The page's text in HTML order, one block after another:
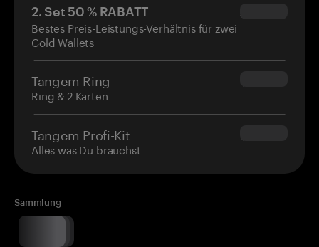
2. Set 50 % RABATT
Bestes Preis-Leistungs-Verhältnis für zwei
Cold Wallets
$34.95
Tangem Ring
Ring & 2 Karten
$160.00
Tangem Profi-Kit
Alles was Du brauchst
$180.00
Sammlung